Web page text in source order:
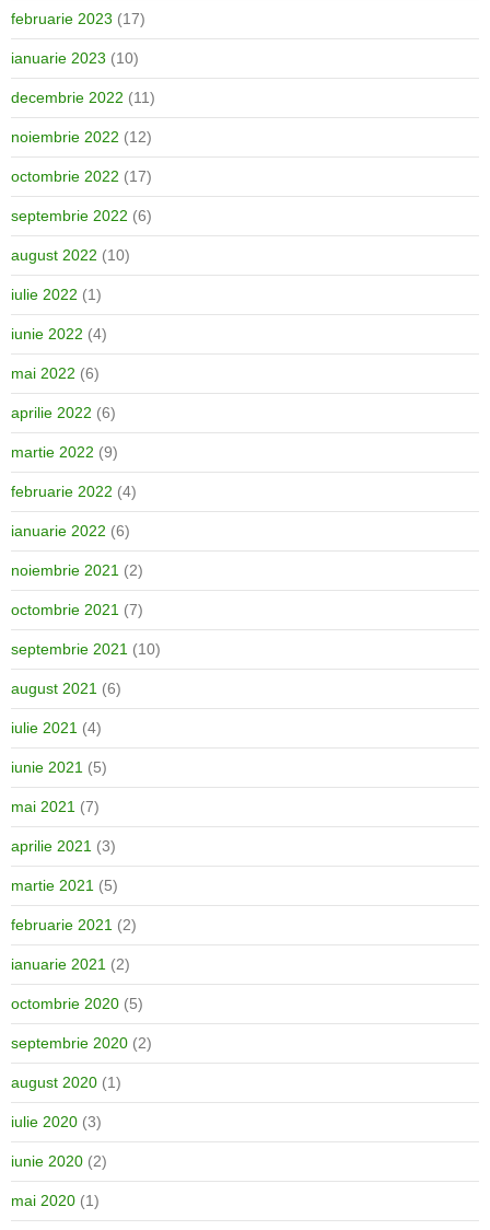
februarie 2023 (17)
ianuarie 2023 (10)
decembrie 2022 (11)
noiembrie 2022 (12)
octombrie 2022 (17)
septembrie 2022 (6)
august 2022 (10)
iulie 2022 (1)
iunie 2022 (4)
mai 2022 (6)
aprilie 2022 (6)
martie 2022 (9)
februarie 2022 (4)
ianuarie 2022 (6)
noiembrie 2021 (2)
octombrie 2021 (7)
septembrie 2021 (10)
august 2021 (6)
iulie 2021 (4)
iunie 2021 (5)
mai 2021 (7)
aprilie 2021 (3)
martie 2021 (5)
februarie 2021 (2)
ianuarie 2021 (2)
octombrie 2020 (5)
septembrie 2020 (2)
august 2020 (1)
iulie 2020 (3)
iunie 2020 (2)
mai 2020 (1)